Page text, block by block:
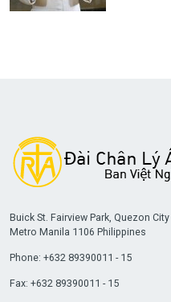
Buick St. Fairview Park, Quezon City
Metro Manila 1106 Philippines
Phone: +632 89390011 - 15
Fax: +632 89390011 - 15